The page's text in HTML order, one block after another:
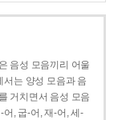
음성 모음끼리 어울
서는 양성 모음과 음
거치면서 음성 모음
어, 굽-어, 재-어, 세-